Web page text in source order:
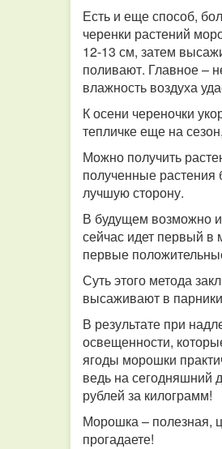
Есть и еще способ,
черенки растений
12-13 см, затем
поливают. Главное –
влажность воздуха
К осени череночки
тепличке еще на
Можно получить
полученные растения
лучшую сторону.
В будущем возможно
сейчас идет первый
первые
Суть этого метода
высаживают в
В результате при
освещенности,
ягоды морошки
ведь на сегодняшний
рублей за килограмм!
Морошка – полезная,
прогадаете!